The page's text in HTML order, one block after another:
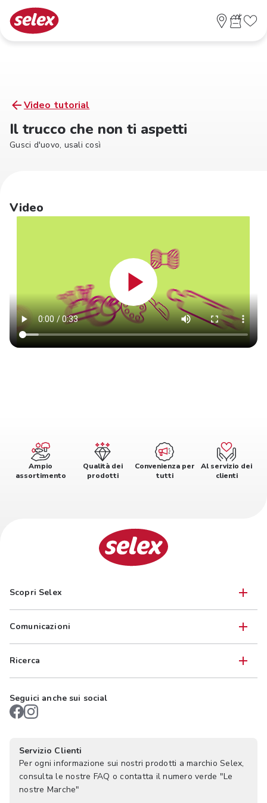
Video tutorial
Il trucco che non ti aspetti
Gusci d'uovo, usali così
Video
Ampio
assortimento
Qualità dei
prodotti
Convenienza per
tutti
Al servizio dei
clienti
Scopri Selex
Comunicazioni
Ricerca
Seguici anche sui social
Servizio Clienti
Per ogni informazione sui nostri prodotti a marchio Selex,
consulta le nostre FAQ o contatta il numero verde "Le
nostre Marche"